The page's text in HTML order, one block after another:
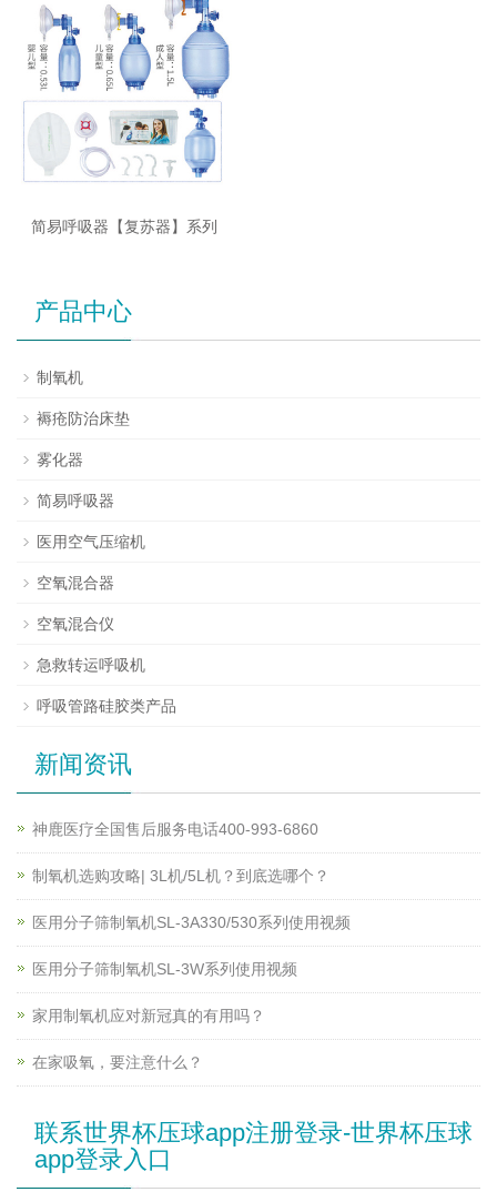
简易呼吸器【复苏器】系列
产品中心
制氧机
褥疮防治床垫
雾化器
简易呼吸器
医用空气压缩机
空氧混合器
空氧混合仪
急救转运呼吸机
呼吸管路硅胶类产品
新闻资讯
神鹿医疗全国售后服务电话400-993-6860
制氧机选购攻略| 3L机/5L机？到底选哪个？
医用分子筛制氧机SL-3A330/530系列使用视频
医用分子筛制氧机SL-3W系列使用视频
家用制氧机应对新冠真的有用吗？
在家吸氧，要注意什么？
联系世界杯压球app注册登录-世界杯压球
app登录入口